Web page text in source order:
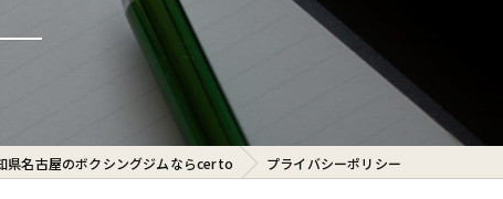
パーソナル
ボディメイク
初心者
ダイエット
県名古屋のボクシングジムならcerto プライバシーポリシー